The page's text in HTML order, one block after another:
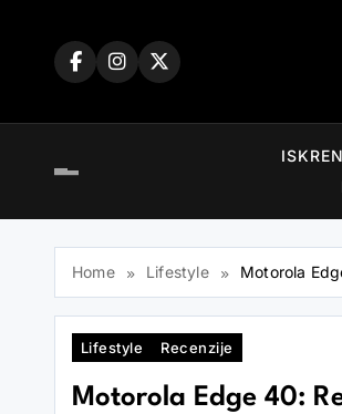
Home Lifestyle Motorola
Lifestyle Recenzije
Motorola Edge 40: